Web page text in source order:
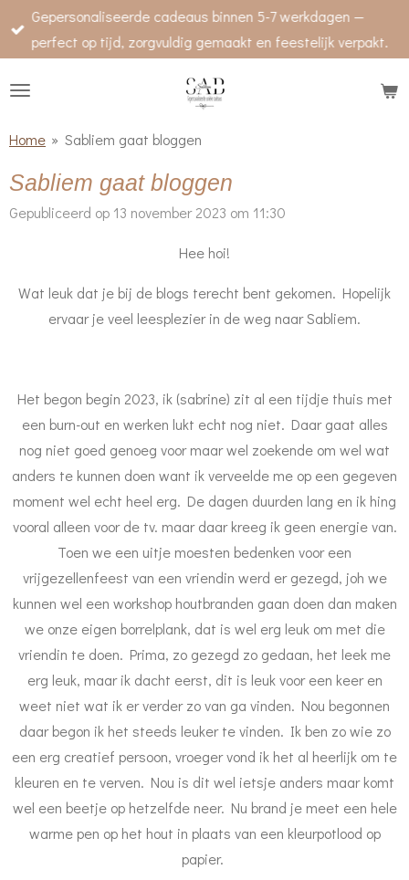
direct
de
Gepersonaliseerde cadeaus binnen 5-7 werkdagen —
perfect op tijd, zorgvuldig gemaakt en feestelijk verpakt.
Home » Sabliem gaat bloggen
Sabliem gaat bloggen
Gepubliceerd op 13 november 2023 om 11:30
Hee hoi!
Wat leuk dat je bij de blogs terecht bent gekomen. Hopelijk
ervaar je veel leesplezier in de weg naar Sabliem.
Het begon begin 2023, ik (sabrine) zit al een tijdje thuis met
een burn-out en werken lukt echt nog niet. Daar gaat alles
nog niet goed genoeg voor maar wel zoekende om wel wat
anders te kunnen doen want ik verveelde me op een gegeven
moment wel echt heel erg. De dagen duurden lang en ik hing
vooral alleen voor de tv. maar daar kreeg ik geen energie van.
Toen we een uitje moesten bedenken voor een
vrijgezellenfeest van een vriendin werd er gezegd, joh we
kunnen wel een workshop houtbranden gaan doen dan maken
we onze eigen borrelplank, dat is wel erg leuk om met die
vriendin te doen. Prima, zo gezegd zo gedaan, het leek me
erg leuk, maar ik dacht eerst, dit is leuk voor een keer en
weet niet wat ik er verder zo van ga vinden. Nou begonnen
daar begon ik het steeds leuker te vinden. Ik ben zo wie zo
een erg creatief persoon, vroeger vond ik het al heerlijk om te
kleuren en te verven. Nou is dit wel ietsje anders maar komt
wel een beetje op hetzelfde neer. Nu brand je meet een hele
warme pen op het hout in plaats van een kleurpotlood op
papier.